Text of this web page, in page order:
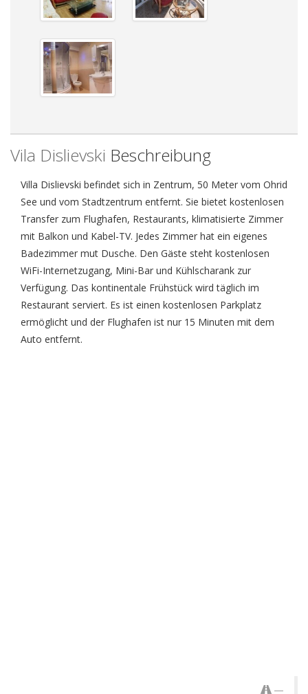
Vila Dislievski Beschreibung
Villa Dislievski befindet sich in Zentrum, 50 Meter vom Ohrid
See und vom Stadtzentrum entfernt. Sie bietet kostenlosen
Transfer zum Flughafen, Restaurants, klimatisierte Zimmer
mit Balkon und Kabel-TV. Jedes Zimmer hat ein eigenes
Badezimmer mut Dusche. Den Gäste steht kostenlosen
WiFi-Internetzugang, Mini-Bar und Kühlscharank zur
Verfügung. Das kontinentale Frühstück wird täglich im
Restaurant serviert. Es ist einen kostenlosen Parkplatz
ermöglicht und der Flughafen ist nur 15 Minuten mit dem
Auto entfernt.